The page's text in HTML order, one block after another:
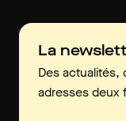
La
Des actualités,
adresses deux